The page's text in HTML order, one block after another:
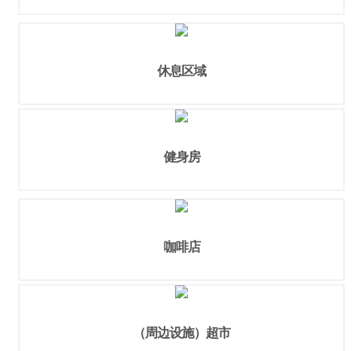
休息区域
健身房
咖啡店
（周边设施）超市